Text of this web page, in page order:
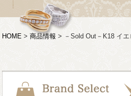
HOME > 商品情報 > －Sold Out－K18 イ